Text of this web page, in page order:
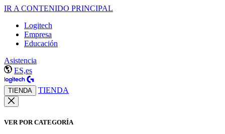
IR A CONTENIDO PRINCIPAL
Logitech
Empresa
Educación
Asistencia
ES,es
TIENDA TIENDA
VER POR CATEGORÍA